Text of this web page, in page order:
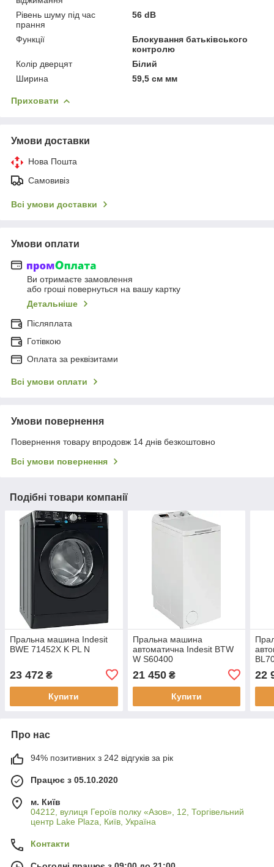
Рівень шуму під час
прання
56 dB
Функції
Блокування батьківського
контролю
Колір дверцят
Білий
Ширина
59,5 см мм
Приховати
Умови доставки
Нова Пошта
Самовивіз
Всі умови доставки
Умови оплати
Ви отримаєте замовлення
або гроші повернуться на вашу картку
Детальніше
Післяплата
Готівкою
Оплата за реквізитами
Всі умови оплати
Умови повернення
Повернення товару впродовж 14 днів безкоштовно
Всі умови повернення
Подібні товари компанії
Пральна машина Indesit
BWE 71452X K PL N
23 472 ₴
Купити
Пральна машина
автоматична Indesit BTW
W S60400
21 450₴
Купити
22
Про нас
94% позитивних з 242 відгуків за рік
Працює з 05.10.2020
м. Київ
04212, вулиця Героїв полку «Азов», 12, Торгівельний
центр Lake Plaza, Київ, Україна
Контакти